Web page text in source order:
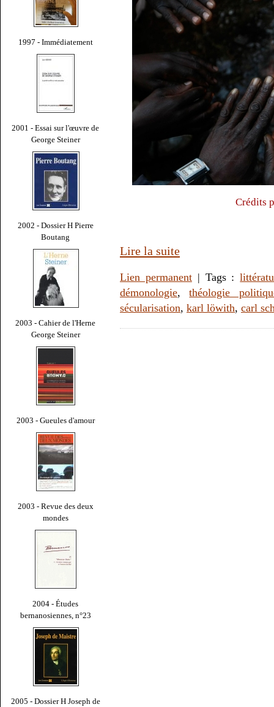
1997 - Immédiatement
2001 - Essai sur l'œuvre de
George Steiner
2002 - Dossier H Pierre
Boutang
2003 - Cahier de l'Herne
George Steiner
2003 - Gueules d'amour
2003 - Revue des deux
mondes
2004 - Études
bernanosiennes, n°23
2005 - Dossier H Joseph de
Crédits
Lire la suite
Lien permanent| Tags :
démonologie,théologie
sécularisation, karl löwith, carl